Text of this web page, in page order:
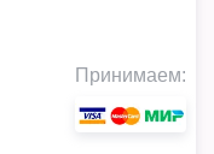
Принимаем: